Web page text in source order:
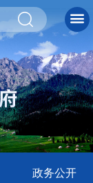
政务公开